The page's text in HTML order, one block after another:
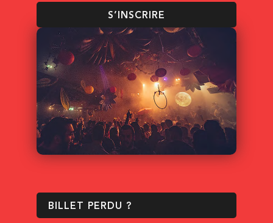
S’INSCRIRE
BILLET PERDU ?